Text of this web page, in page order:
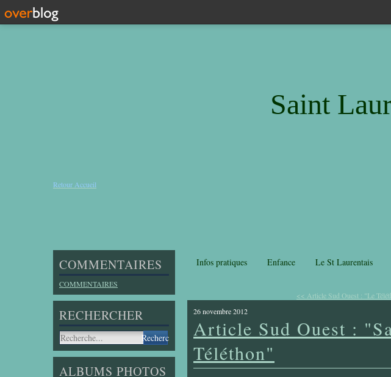
Saint
Retour Accueil
COMMENTAIRES
COMMENTAIRES
RECHERCHER
ALBUMS PHOTOS
Infos pratiques Enfance Le St Laurentais
<< Article Sud Ouest : "Le
26 novembre 2012
Article Sud Ouest :
Téléthon"